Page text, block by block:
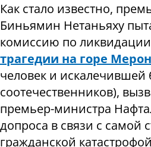
Как стало известно,
Биньямин Нетаньяху
комиссию по
трагедии на горе Мерон
человек и
соотечественников),
премьер-министра
допроса в связи с самой
гражданской